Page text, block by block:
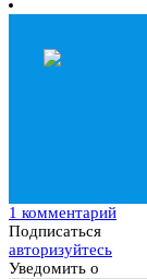
1 комментарий
Подписаться
авторизуйтесь
Уведомить о